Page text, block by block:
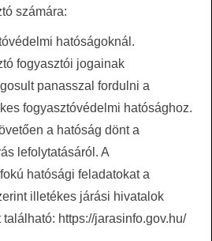
számára:
hatóságoknál.
fogyasztói jogainak
panasszal fordulni a
fogyasztóvédelmi hatósághoz.
a hatóság dönt a
lefolytatásáról. A
hatósági feladatokat a
illetékes járási hivatalok
https://jarasinfo.gov.hu/